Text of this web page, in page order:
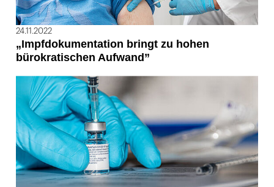
24.11.2022
„Impfdokumentation bringt zu hohen
bürokratischen Aufwand”